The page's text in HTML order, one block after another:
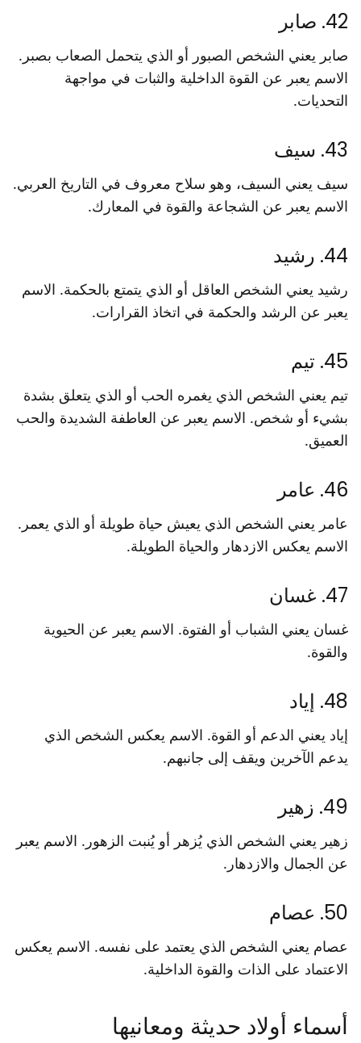
42. صابر
صابر يعني الشخص الصبور أو الذي يتحمل الصعاب بصبر.
الاسم يعبر عن القوة الداخلية والثبات في مواجهة
التحديات.
43. سيف
سيف يعني السيف، وهو سلاح معروف في التاريخ العربي.
الاسم يعبر عن الشجاعة والقوة في المعارك.
44. رشيد
رشيد يعني الشخص العاقل أو الذي يتمتع بالحكمة. الاسم
يعبر عن الرشد والحكمة في اتخاذ القرارات.
45. تيم
تيم يعني الشخص الذي يغمره الحب أو الذي يتعلق بشدة
بشيء أو شخص. الاسم يعبر عن العاطفة الشديدة والحب
العميق.
46. عامر
عامر يعني الشخص الذي يعيش حياة طويلة أو الذي يعمر.
الاسم يعكس الازدهار والحياة الطويلة.
47. غسان
غسان يعني الشباب أو الفتوة. الاسم يعبر عن الحيوية
والقوة.
48. إياد
إياد يعني الدعم أو القوة. الاسم يعكس الشخص الذي
يدعم الآخرين ويقف إلى جانبهم.
49. زهير
زهير يعني الشخص الذي يُزهر أو يُنبت الزهور. الاسم يعبر
عن الجمال والازدهار.
50. عصام
عصام يعني الشخص الذي يعتمد على نفسه. الاسم يعكس
الاعتماد على الذات والقوة الداخلية.
أسماء أولاد حديثة ومعانيها